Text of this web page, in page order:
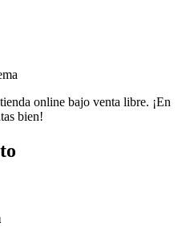
online bajo venta libre. ¡En
bien!